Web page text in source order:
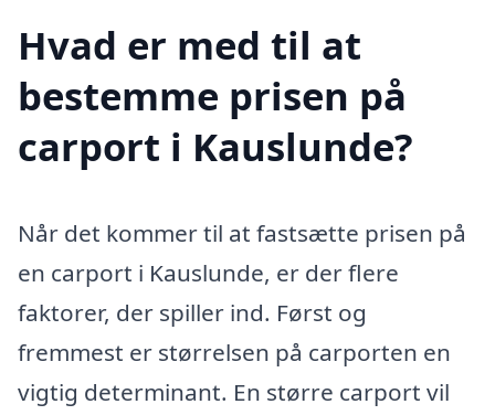
Hvad er med til at
bestemme prisen på
carport i Kauslunde?
Når det kommer til at fastsætte prisen på
en carport i Kauslunde, er der flere
faktorer, der spiller ind. Først og
fremmest er størrelsen på carporten en
vigtig determinant. En større carport vil